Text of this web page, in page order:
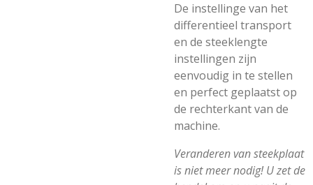
De instellinge van het
differentieel transport
en de steeklengte
instellingen zijn
eenvoudig in te stellen
en perfect geplaatst op
de rechterkant van de
machine.
Veranderen van steekplaat
is niet meer nodig! U zet de